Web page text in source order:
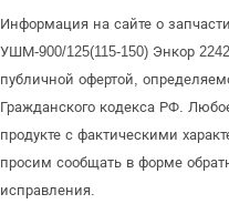
Информация на сайте о
УШМ-900/125(115-150) Энкор
публичной офертой,
Гражданского кодекса РФ.
продукте с фактическими
просим сообщать в форме
исправления.